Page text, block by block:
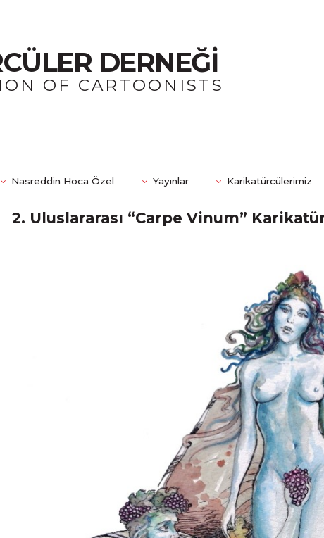
DERNEĞİ
OF CARTOONISTS
Nasreddin Hoca Özel Yayınlar Karikatürcülerimiz
2. Uluslararası “Carpe Vinum”